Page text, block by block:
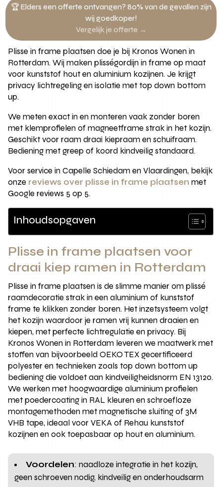
🏆 Elders een offerte ontvangen? 80% van de gevallen zijn
wij goedkoper!
Vergelijk je offerte →
Plisse in frame plaatsen doe je bij Kronos Wonen in
Rotterdam. Wij maken plisségordijn in frame op maat
voor kunststof hout en aluminium kozijnen. Je krijgt
privacy lichtregeling en isolatie met top down bottom
up.
We meten exact in en monteren vaak zonder boren
met klemprofielen of magneetframe strak in het kozijn.
Geschikt voor raam draai kiepraam en schuifraam.
Bediening met greep of koord kindveilig standaard.
Voor service in Capelle Schiedam en Vlaardingen, bekijk
onze reviews over plisse in frame plaatsen met
Google reviews 5 op 5.
Inhoudsopgaven
Plisse in frame plaatsen voor
draai kiep ramen in Rotterdam
Plisse in frame plaatsen is de slimme manier om plissé
raamdecoratie strak in een aluminium of kunststof
frame te klikken zonder boren. Het inzetsysteem volgt
het kozijn waardoor je ramen vrij kunnen draaien en
kiepen, met perfecte lichtregulatie en privacy. Bij
Kronos Wonen in Rotterdam leveren we maatwerk met
stoffen van bijvoorbeeld OEKO TEX gecertificeerd
polyester en technieken zoals top down bottom up
bediening die voldoet aan kindveiligheidsnorm EN 13120.
We werken met hoogwaardige aluminium profielen
met poedercoating in RAL kleuren en schroefloze
montagemethoden met magnetische sluiting of 3M
VHB tape, ideaal voor VEKA of Rehau kunststof
kozijnen en ook toepasbaar op hout en aluminium.
Voordelen: naadloze integratie in het kozijn,
geen schroeven nodig, kindveilig en onderhoudsarm